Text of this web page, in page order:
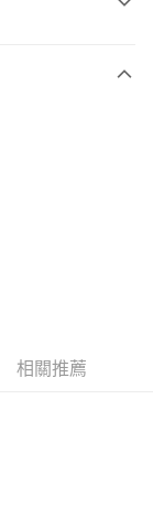
相關推薦